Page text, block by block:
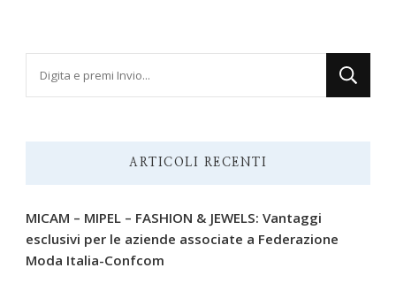
ARTICOLI RECENTI
MICAM – MIPEL – FASHION & JEWELS: Vantaggi
esclusivi per le aziende associate a Federazione
Moda Italia-Confcom